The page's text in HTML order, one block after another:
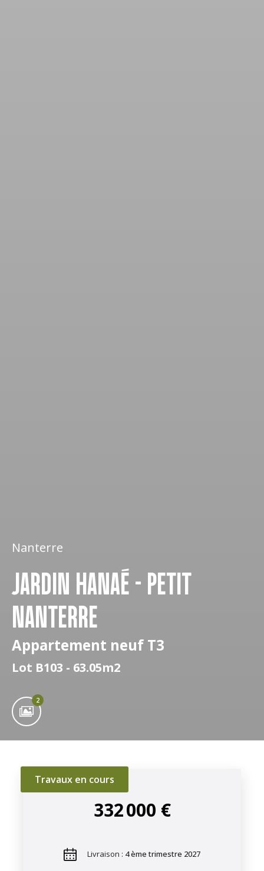
Nanterre
JARDIN HANAÉ - PETIT
NANTERRE
Appartement neuf T3
Lot B103 - 63.05m2
2
Travaux en cours
332 000 €
Livraison : 4 ème trimestre 2027